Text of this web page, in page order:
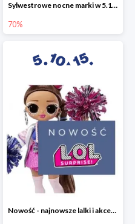
Sylwestrowe nocne marki w 5.10.15 do -70%
70%
Nowość - najnowsze lalki i akcesoria L.O.L. w 5.10.15 do -45%